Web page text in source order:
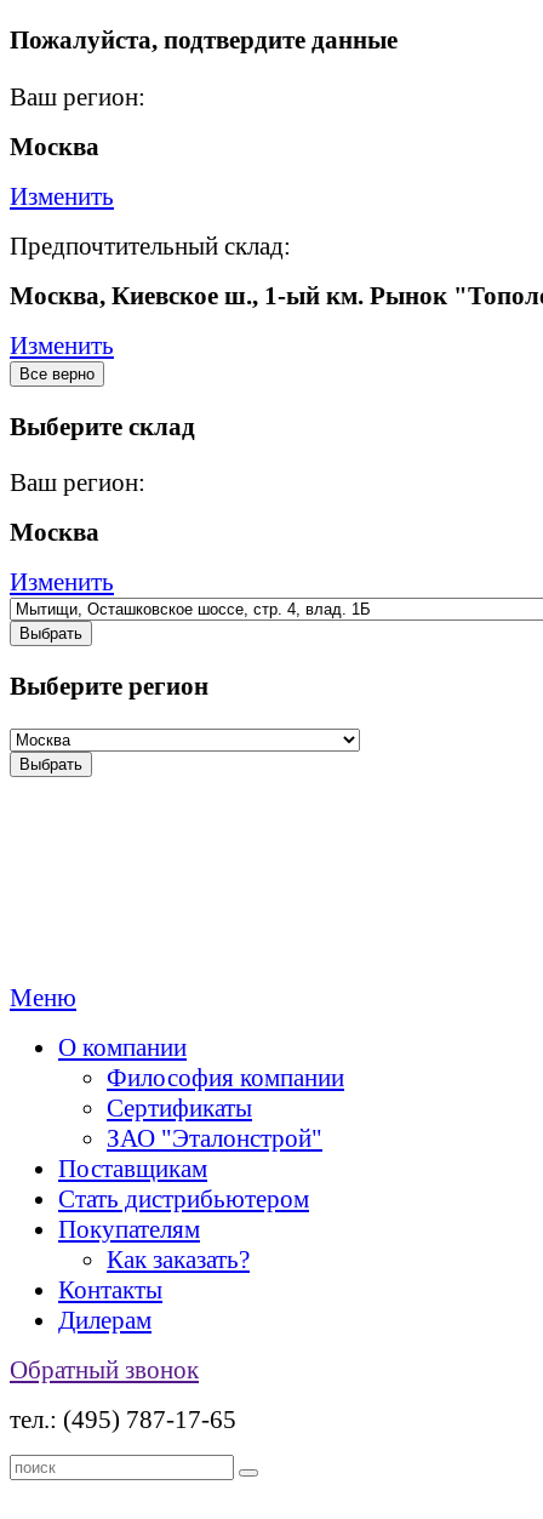
Пожалуйста, подтвердите данные
Ваш регион:
Москва
Изменить
Предпочтительный склад:
Москва, Киевское ш., 1-ый км. Рынок
Изменить
Все верно
Выберите склад
Ваш регион:
Москва
Изменить
Выбрать
Выберите регион
Выбрать
Меню
О компании
Философия компании
Сертификаты
ЗАО "Эталонстрой"
Поставщикам
Стать дистрибьютером
Покупателям
Как заказать?
Контакты
Дилерам
Обратный звонок
тел.: (495) 787-17-65